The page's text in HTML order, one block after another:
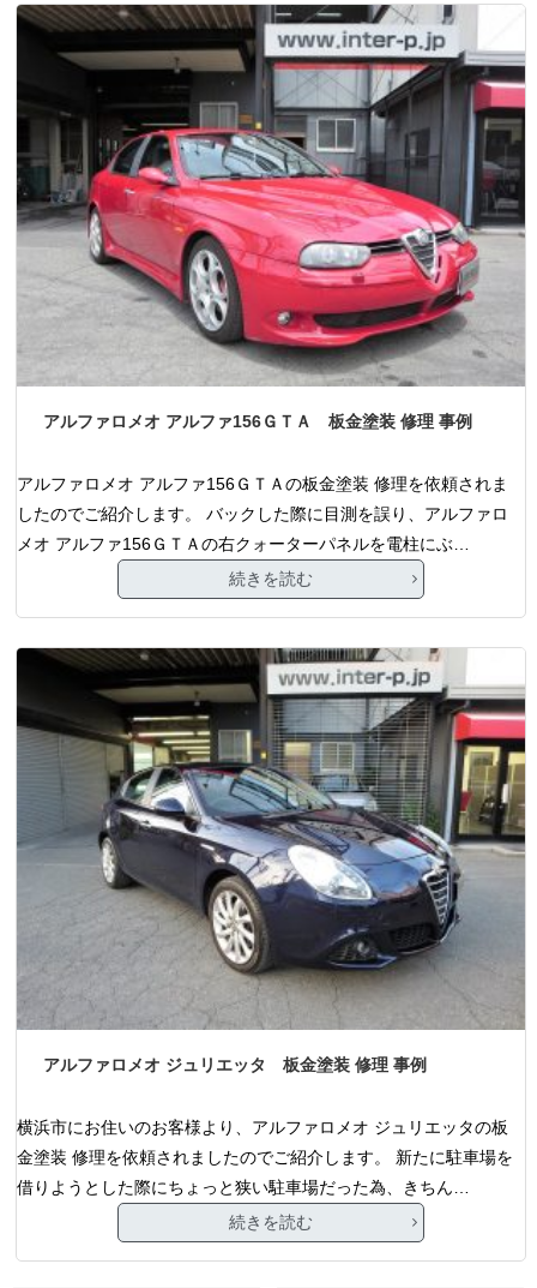
アルファロメオ アルファ156ＧＴＡ 板金塗装 修理 事例
アルファロメオ アルファ156ＧＴＡの板金塗装 修理を依頼されま
したのでご紹介します。 バックした際に目測を誤り、アルファロ
メオ アルファ156ＧＴＡの右クォーターパネルを電柱にぶ…
続きを読む
アルファロメオ ジュリエッタ 板金塗装 修理 事例
横浜市にお住いのお客様より、アルファロメオ ジュリエッタの板
金塗装 修理を依頼されましたのでご紹介します。 新たに駐車場を
借りようとした際にちょっと狭い駐車場だった為、きちん…
続きを読む